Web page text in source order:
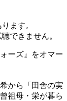
ます。
できません。
ーズ』をオマー
から「田舎の実
祖母・栄が暮ら